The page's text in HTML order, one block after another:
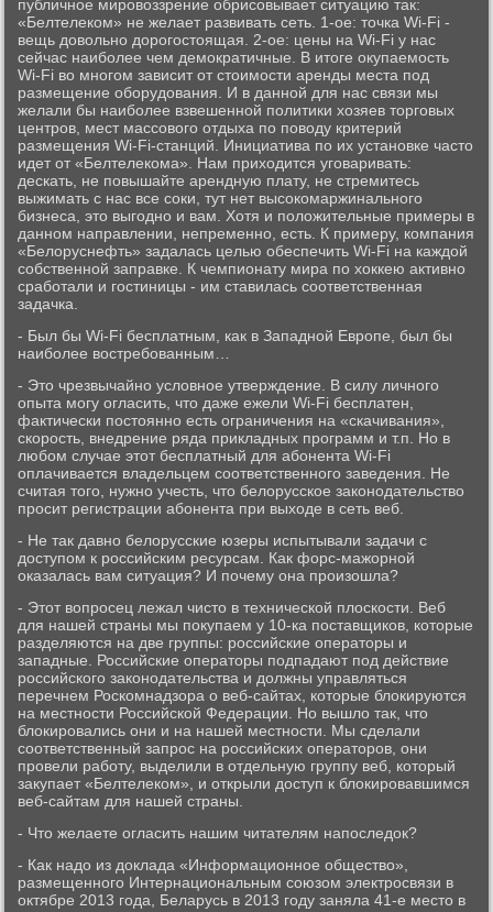
публичное мировоззрение обрисовывает ситуацию так:
«Белтелеком» не желает развивать сеть. 1-ое: точка Wi-Fi -
вещь довольно дорогостоящая. 2-ое: цены на Wi-Fi у нас
сейчас наиболее чем демократичные. В итоге окупаемость
Wi-Fi во многом зависит от стоимости аренды места под
размещение оборудования. И в данной для нас связи мы
желали бы наиболее взвешенной политики хозяев торговых
центров, мест массового отдыха по поводу критерий
размещения Wi-Fi-станций. Инициатива по их установке часто
идет от «Белтелекома». Нам приходится уговаривать:
дескать, не повышайте арендную плату, не стремитесь
выжимать с нас все соки, тут нет высокомаржинального
бизнеса, это выгодно и вам. Хотя и положительные примеры в
данном направлении, непременно, есть. К примеру, компания
«Белоруснефть» задалась целью обеспечить Wi-Fi на каждой
собственной заправке. К чемпионату мира по хоккею активно
сработали и гостиницы - им ставилась соответственная
задачка.
- Был бы Wi-Fi бесплатным, как в Западной Европе, был бы
наиболее востребованным…
- Это чрезвычайно условное утверждение. В силу личного
опыта могу огласить, что даже ежели Wi-Fi бесплатен,
фактически постоянно есть ограничения на «скачивания»,
скорость, внедрение ряда прикладных программ и т.п. Но в
любом случае этот бесплатный для абонента Wi-Fi
оплачивается владельцем соответственного заведения. Не
считая того, нужно учесть, что белорусское законодательство
просит регистрации абонента при выходе в сеть веб.
- Не так давно белорусские юзеры испытывали задачи с
доступом к российским ресурсам. Как форс-мажорной
оказалась вам ситуация? И почему она произошла?
- Этот вопросец лежал чисто в технической плоскости. Веб
для нашей страны мы покупаем у 10-ка поставщиков, которые
разделяются на две группы: российские операторы и
западные. Российские операторы подпадают под действие
российского законодательства и должны управляться
перечнем Роскомнадзора о веб-сайтах, которые блокируются
на местности Российской Федерации. Но вышло так, что
блокировались они и на нашей местности. Мы сделали
соответственный запрос на российских операторов, они
провели работу, выделили в отдельную группу веб, который
закупает «Белтелеком», и открыли доступ к блокировавшимся
веб-сайтам для нашей страны.
- Что желаете огласить нашим читателям напоследок?
- Как надо из доклада «Информационное общество»,
размещенного Интернациональным союзом электросвязи в
октябре 2013 года, Беларусь в 2013 году заняла 41-е место в